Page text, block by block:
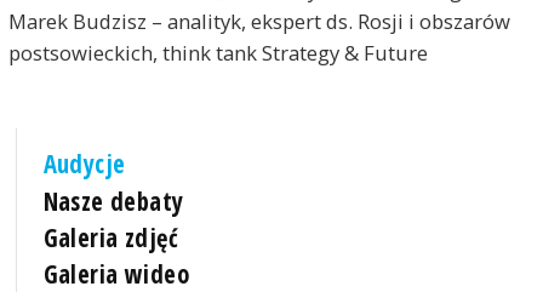
Marek Budzisz – analityk, ekspert ds. Rosji i obszarów
postsowieckich, think tank Strategy & Future
Audycje
Nasze debaty
Galeria zdjęć
Galeria wideo